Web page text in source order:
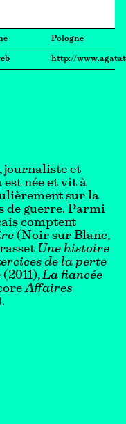
Pologne
http://
journaliste et
née et vit à
sur la
de guerre. Parmi
comptent
(Noir sur Blanc,
Une histoire
de la perte
(2011),La fiancée
Affaires